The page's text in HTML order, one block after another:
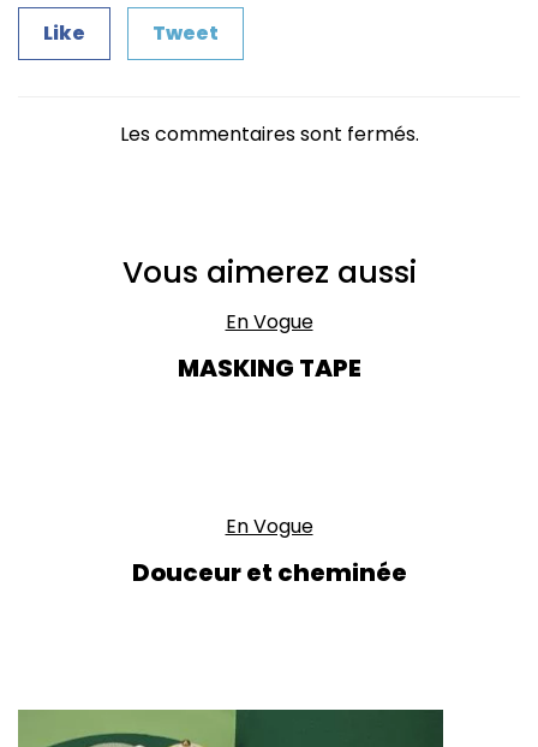
Like Tweet
Les commentaires sont fermés.
Vous aimerez aussi
En Vogue
MASKING TAPE
En Vogue
Douceur et cheminée